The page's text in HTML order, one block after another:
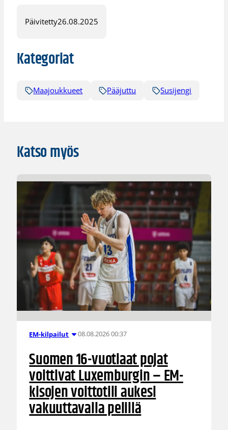
Päivitetty26.08.2025
Kategoriat
Maajoukkueet Pääjuttu Susijengi
Katso myös
EM-kilpailut 08.08.2026 00:37
Suomen 16-vuotiaat pojat
voittivat Luxemburgin – EM-
kisojen voittotili aukesi
vakuuttavalla pelillä